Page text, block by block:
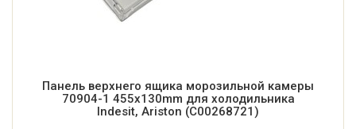
Панель верхнего ящика морозильной камеры
70904-1 455x130mm для холодильника
Indesit, Ariston (C00268721)